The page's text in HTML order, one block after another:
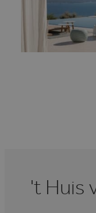
't Huis